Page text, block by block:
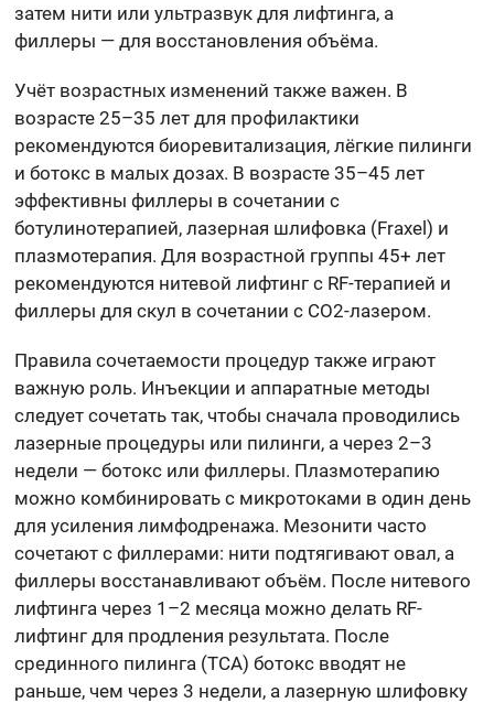
затем нити или ультразвук для лифтинга, а
филлеры — для восстановления объёма.
Учёт возрастных изменений также важен. В
возрасте 25–35 лет для профилактики
рекомендуются биоревитализация, лёгкие пилинги
и ботокс в малых дозах. В возрасте 35–45 лет
эффективны филлеры в сочетании с
ботулинотерапией, лазерная шлифовка (Fraxel) и
плазмотерапия. Для возрастной группы 45+ лет
рекомендуются нитевой лифтинг с RF-терапией и
филлеры для скул в сочетании с CO2-лазером.
Правила сочетаемости процедур также играют
важную роль. Инъекции и аппаратные методы
следует сочетать так, чтобы сначала проводились
лазерные процедуры или пилинги, а через 2–3
недели — ботокс или филлеры. Плазмотерапию
можно комбинировать с микротоками в один день
для усиления лимфодренажа. Мезонити часто
сочетают с филлерами: нити подтягивают овал, а
филлеры восстанавливают объём. После нитевого
лифтинга через 1–2 месяца можно делать RF-
лифтинг для продления результата. После
срединного пилинга (TCA) ботокс вводят не
раньше, чем через 3 недели, а лазерную шлифовку